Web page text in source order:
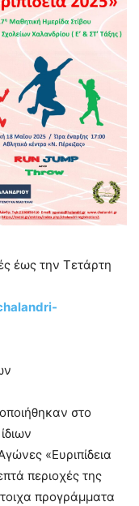
έως την Τετάρτη
στο
«Ευριπίδεια
περιοχές της
προγράμματα